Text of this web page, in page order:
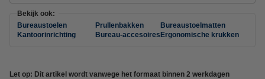
Bekijk ook:
Bureaustoelen
Prullenbakken
Bureaustoelmatten
Kantoorinrichting
Bureau-accesoires Ergonomische krukken
Let op: Dit artikel wordt vanwege het formaat binnen 2 werkdagen